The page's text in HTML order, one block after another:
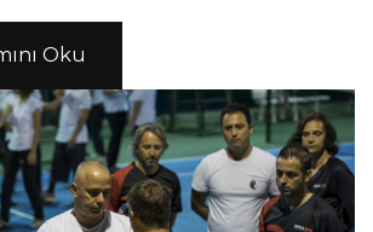
Oku